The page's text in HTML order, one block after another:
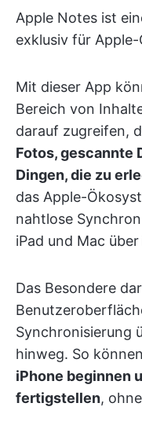
Apple Notes ist
exklusiv für
Mit dieser App
Bereich von
darauf zugreifen,
Fotos, gescannte
Dingen, die zu
das Apple-
nahtlose
iPad und Mac
Das Besondere
Synchronisierung
hinweg. So
iPhone beginnen
fertigstellen,